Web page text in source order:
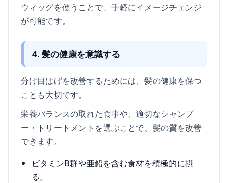
ウィッグを使うことで、手軽にイメージチェンジ
が可能です。
4. 髪の健康を意識する
分け目はげを改善するためには、髪の健康を保つ
ことも大切です。
栄養バランスの取れた食事や、適切なシャンプ
ー・トリートメントを選ぶことで、髪の質を改善
できます。
ビタミンB群や亜鉛を含む食材を積極的に摂
る。